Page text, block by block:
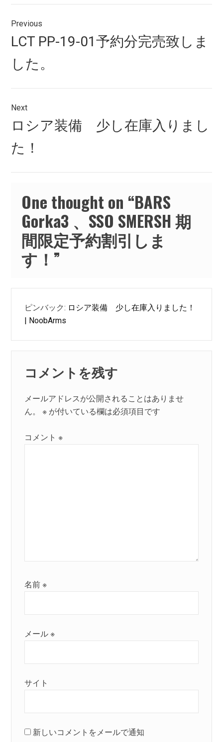
投
稿
ナ
ビ
ゲ
ー
シ
ョ
Previous
Previous
post:
LCT PP-19-01予約分完売致しま
した。
Next
Next
post:
ロシア装備 少し在庫入りまし
た！
One thought on “BARS
Gorka3 、SSO SMERSH 期
間限定予約割引しま
す！ ”
ピンバック: ロシア装備 少し在庫入りました！
| NoobArms
コメントを残す
メールアドレスが公開されることはありませ
ん。
※ が付いている欄は必須項目です
コメント※
名前※
メール※
サイト
新しいコメントをメールで通知